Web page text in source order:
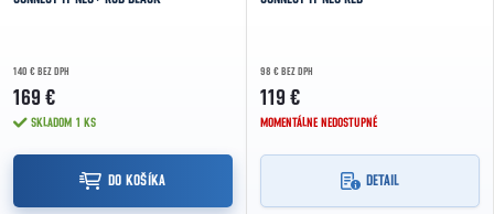
140 € BEZ DPH
169 €
SKLADOM 1 KS
DO KOŠÍKA
98 € BEZ DPH
119 €
MOMENTÁLNE NEDOSTUPNÉ
DETAIL